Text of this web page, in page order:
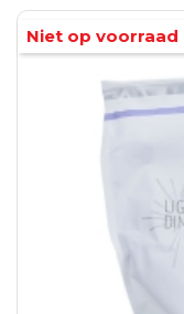
Niet op voorraad